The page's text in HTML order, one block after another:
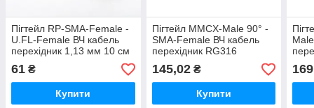
Пігтейл RP-SMA-Female -
U.FL-Female ВЧ кабель
перехідник 1,13 мм 10 см
61 ₴
Купити
Пігтейл MMCX-Male 90° -
SMA-Female ВЧ кабель
перехідник RG316
довжина 7 см кутовий
145,02₴
Купити